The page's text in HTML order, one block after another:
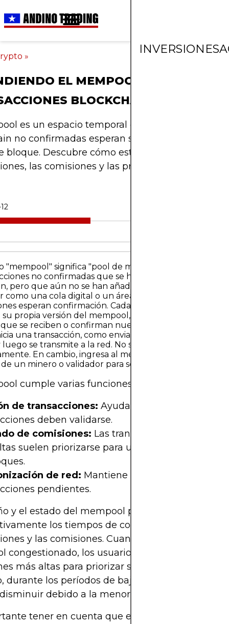
INVERSIONES
»
EL MEMPOOL Y LAS
BLOCKCHAIN
es un espacio temporal donde las
no confirmadas esperan ser validadas e
bloque. Descubre cómo esto afecta la velocidad
las comisiones y las prioridades de la red.
"mempool" significa "pool de memoria" y se refiere al
no confirmadas que se han transmitido a una
pero que aún no se han añadido a un bloque. Se
como una cola digital o un área de espera donde las
esperan confirmación. Cada nodo de una red
propia versión del mempool, que se actualiza
se reciben o confirman nuevas
una transacción, como enviar Bitcoin, el software
luego se transmite a la red. No se incluye en la
En cambio, ingresa al mempool, donde espera la
de un minero o validador para ser incluido en un
cumple varias funciones críticas:
de transacciones: Ayuda a los nodos a
deben validarse.
de comisiones: Las transacciones con
suelen priorizarse para una inclusión más
de red: Mantiene a los nodos al día
pendientes.
y el estado del mempool pueden afectar
los tiempos de confirmación de las
y las comisiones. Cuando la red está
congestionado, los usuarios pueden tener que
más altas para priorizar sus transacciones.
durante los períodos de baja actividad, las
debido a la menor competencia.
tener en cuenta que el mempool no es